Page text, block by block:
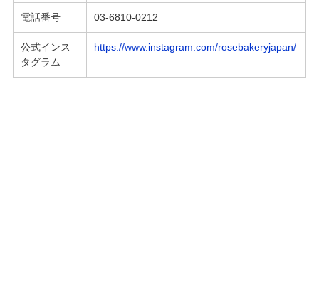
電話番号 03-6810-0212
公式インス
タグラム
https://www.instagram.com/rosebakeryjapan/